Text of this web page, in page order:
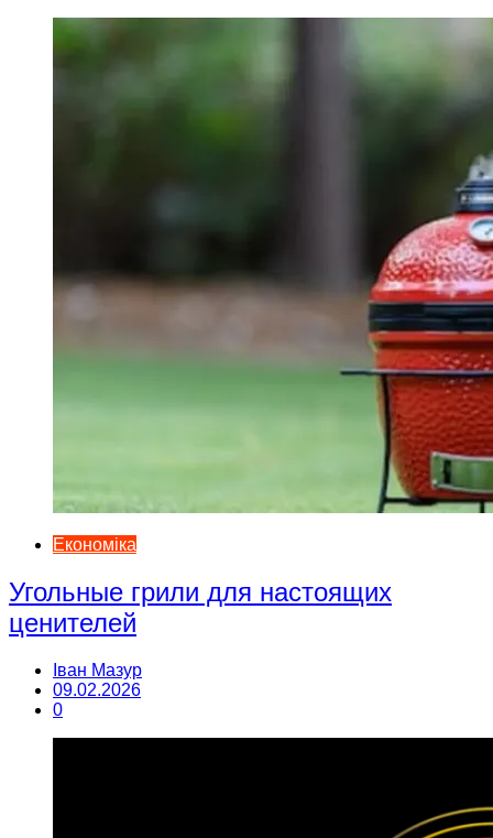
Економіка
Угольные грили для настоящих
ценителей
Іван Мазур
09.02.2026
0